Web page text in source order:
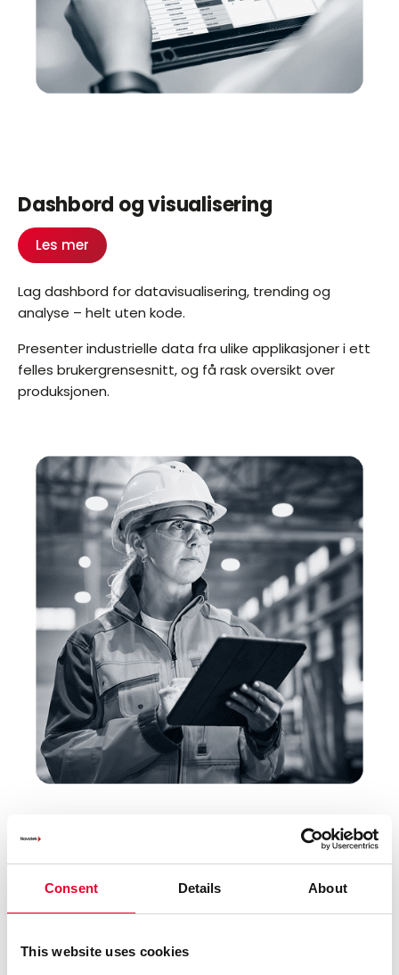
Consent Details About
This website uses cookies
Dashbord og visualisering
Les mer
Lag dashbord for datavisualisering, trending og
analyse – helt uten kode.
Presenter industrielle data fra ulike applikasjoner i ett
felles brukergrensesnitt, og få rask oversikt over
produksjonen.
Smart Factory MES